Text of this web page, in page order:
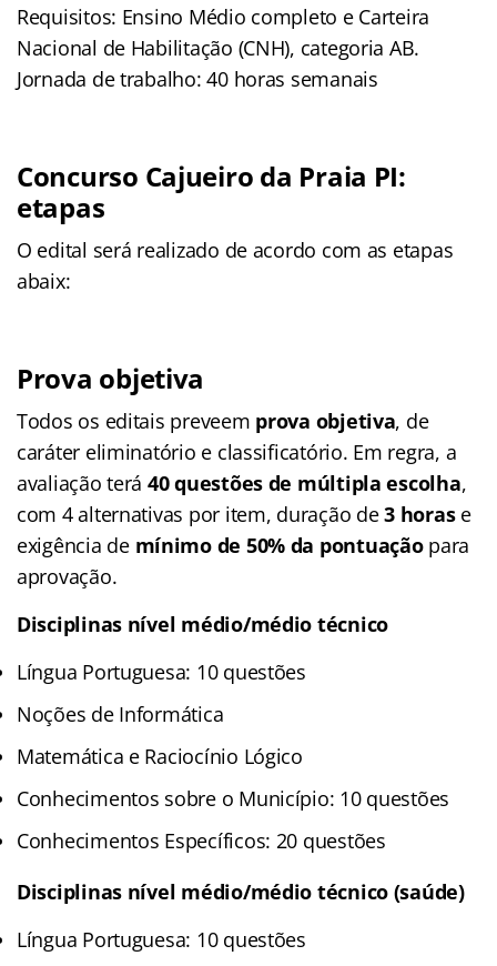
Requisitos: Ensino Médio completo e Carteira
Nacional de Habilitação (CNH), categoria AB.
Jornada de trabalho: 40 horas semanais
Concurso Cajueiro da Praia PI:
etapas
O edital será realizado de acordo com as etapas
abaix:
Prova objetiva
Todos os editais preveem prova objetiva, de
caráter eliminatório e classificatório. Em regra, a
avaliação terá 40 questões de múltipla escolha,
com 4 alternativas por item, duração de3 horase
exigência de mínimo de 50% da pontuaçãopara
aprovação.
Disciplinas nível médio/médio técnico
Língua Portuguesa: 10 questões
Noções de Informática
Matemática e Raciocínio Lógico
Conhecimentos sobre o Município: 10 questões
Conhecimentos Específicos: 20 questões
Disciplinas nível médio/médio técnico (saúde)
Língua Portuguesa: 10 questões